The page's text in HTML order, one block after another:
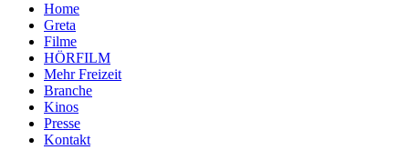
Home
Greta
Filme
HÖRFILM
Mehr Freizeit
Branche
Kinos
Presse
Kontakt